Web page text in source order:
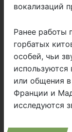
вокализаций
Ранее работы
горбатых
особей, чьи
используются
или общения
Франции и
исследуются